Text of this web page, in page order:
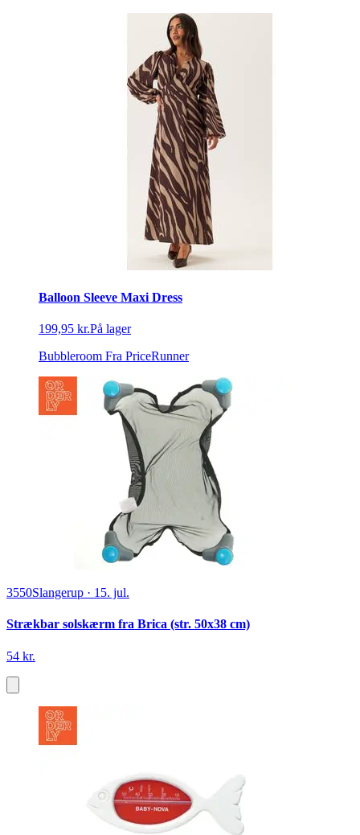
Balloon Sleeve Maxi Dress
199,95 kr.På lager
Bubbleroom Fra PriceRunner
3550Slangerup · 15. jul.
Strækbar solskærm fra Brica (str. 50x38 cm)
54 kr.